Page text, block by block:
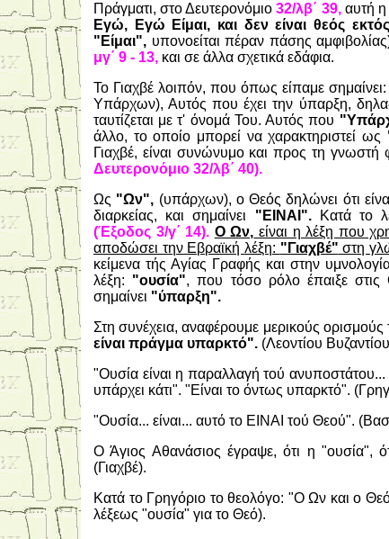
Πράγματι, στο Δευτερονόμιο32/λβ΄ 39, αυτή η
Εγώ, Εγώ Είμαι, και δεν είναι θεός
"Είμαι", υπονοείται πέραν πάσης
μγ΄ 9 - 13, και σε άλλα σχετικά εδάφια.
Το Γιαχβέ λοιπόν, που όπως είπαμε σημαίνει:
Υπάρχων), Αυτός που έχει την ύπαρξη,
ταυτίζεται με τ' όνομά Του. Αυτός που
άλλο, το οποίο μπορεί να χαρακτηριστεί ως
Γιαχβέ, είναι συνώνυμο και προς τη
Δευτερονόμιο 32/λβ΄ 40).
Ως "Ων", (υπάρχων), ο Θεός δηλώνει ότι
διαρκείας, και σημαίνει "ΕΙΝΑΙ".Κατά το
(Έξοδος 3/γ΄ 14). O Ων, είναι η λέξη που
αποδώσει την Εβραϊκή λέξη: "Γιαχβέ" στη
κείμενα τής Αγίας Γραφής και στην
λέξη: "ουσία", που τόσο ρόλο έπαιξε
σημαίνει "ύπαρξη".
Στη συνέχεια, αναφέρουμε μερικούς ορισμούς
είναι πράγμα υπαρκτό". (Λεοντίου
"Ουσία είναι η παραλλαγή τού
υπάρχει κάτι". "Είναι το όντως υπαρκτό".
"Ουσία... είναι... αυτό το ΕΙΝΑΙ τού Θεού".
Ο Άγιος Αθανάσιος έγραψε, ότι η "ουσία",
(Γιαχβέ).
Κατά το Γρηγόριο το θεολόγο: "Ο Ων και ο
λέξεως "ουσία" για το Θεό).